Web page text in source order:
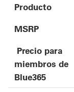
Producto
MSRP
Precio para
miembros de
Blue365